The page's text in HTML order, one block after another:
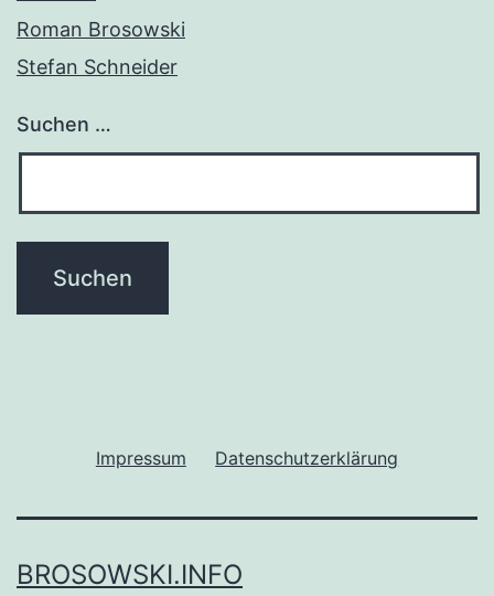
Roman Brosowski
Stefan Schneider
Suchen …
Impressum Datenschutzerklärung
BROSOWSKI.INFO